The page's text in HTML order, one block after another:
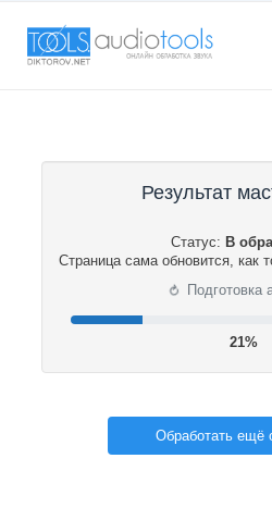
Результат
Статус: В
Страница сама обновится, как
⟳ Подготовка
21%
Обработать ещё